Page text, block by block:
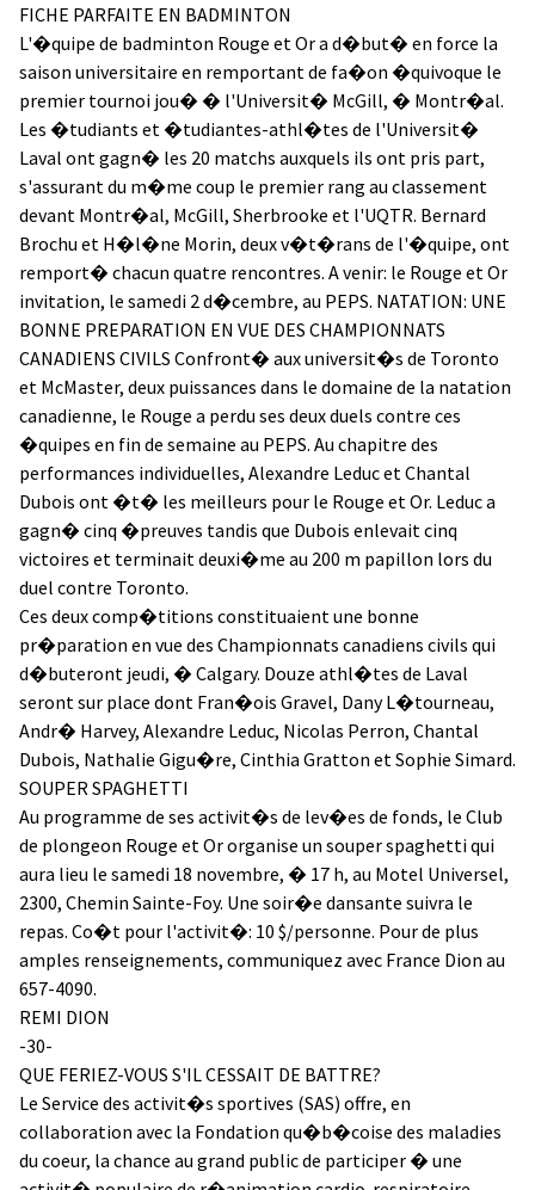
FICHE PARFAITE EN BADMINTON
L'�quipe de badminton Rouge et Or a d�but� en force la
saison universitaire en remportant de fa�on �quivoque le
premier tournoi jou� � l'Universit� McGill, � Montr�al.
Les �tudiants et �tudiantes-athl�tes de l'Universit�
Laval ont gagn� les 20 matchs auxquels ils ont pris part,
s'assurant du m�me coup le premier rang au classement
devant Montr�al, McGill, Sherbrooke et l'UQTR. Bernard
Brochu et H�l�ne Morin, deux v�t�rans de l'�quipe, ont
remport� chacun quatre rencontres. A venir: le Rouge et Or
invitation, le samedi 2 d�cembre, au PEPS. NATATION: UNE
BONNE PREPARATION EN VUE DES CHAMPIONNATS
CANADIENS CIVILS Confront� aux universit�s de Toronto
et McMaster, deux puissances dans le domaine de la natation
canadienne, le Rouge a perdu ses deux duels contre ces
�quipes en fin de semaine au PEPS. Au chapitre des
performances individuelles, Alexandre Leduc et Chantal
Dubois ont �t� les meilleurs pour le Rouge et Or. Leduc a
gagn� cinq �preuves tandis que Dubois enlevait cinq
victoires et terminait deuxi�me au 200 m papillon lors du
duel contre Toronto.
Ces deux comp�titions constituaient une bonne
pr�paration en vue des Championnats canadiens civils qui
d�buteront jeudi, � Calgary. Douze athl�tes de Laval
seront sur place dont Fran�ois Gravel, Dany L�tourneau,
Andr� Harvey, Alexandre Leduc, Nicolas Perron, Chantal
Dubois, Nathalie Gigu�re, Cinthia Gratton et Sophie Simard.
SOUPER SPAGHETTI
Au programme de ses activit�s de lev�es de fonds, le Club
de plongeon Rouge et Or organise un souper spaghetti qui
aura lieu le samedi 18 novembre, � 17 h, au Motel Universel,
2300, Chemin Sainte-Foy. Une soir�e dansante suivra le
repas. Co�t pour l'activit�: 10 $/personne. Pour de plus
amples renseignements, communiquez avec France Dion au
657-4090.
REMI DION
-30-
QUE FERIEZ-VOUS S'IL CESSAIT DE BATTRE?
Le Service des activit�s sportives (SAS) offre, en
collaboration avec la Fondation qu�b�coise des maladies
du coeur, la chance au grand public de participer � une